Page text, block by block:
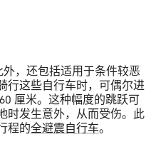
外，还包括适用于条件较恶
行这些自行车时，可偶尔进
厘米。这种幅度的跳跃可
时发生意外，从而受伤。此
程的全避震自行车。